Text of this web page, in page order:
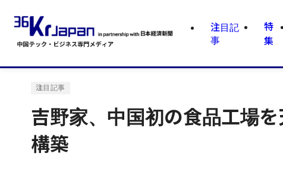
注目記
事
特
集
注目記事
吉野家、中国初の食品工場
構築